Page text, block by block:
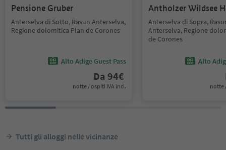
Pensione Gruber
Anterselva di Sotto, Rasun Anterselva,
Regione dolomitica Plan de Corones
Alto Adige Guest Pass
Da 94€
notte / ospiti IVA incl.
Antholzer Wildsee
Anterselva di Sopra,
Anterselva, Regione
de Corones
Alto
notte
Tutti gli alloggi nelle vicinanze